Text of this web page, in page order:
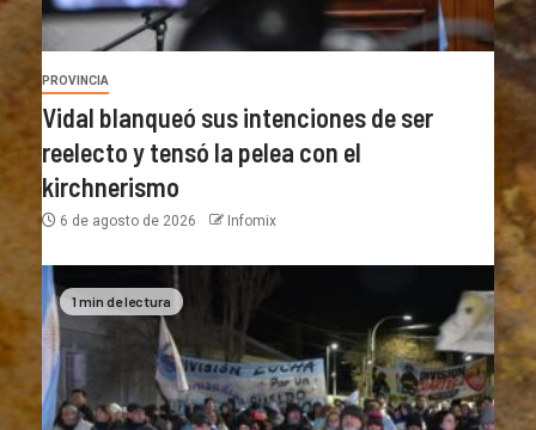
PROVINCIA
Vidal blanqueó sus intenciones de ser
reelecto y tensó la pelea con el
kirchnerismo
6 de agosto de 2026 Infomix
1 min de lectura